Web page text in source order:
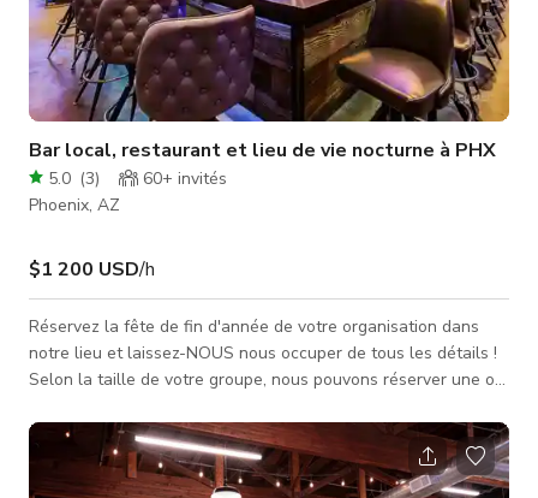
Bar local, restaurant et lieu de vie nocturne à PHX
5.0 (3) 60+ invités
Phoenix, AZ
$1 200 USD/h
Réservez la fête de fin d'année de votre organisation dans
notre lieu et laissez-NOUS nous occuper de tous les détails !
Selon la taille de votre groupe, nous pouvons réserver une ou
disposons de deux patios qui peuvent offrir un espace privé
pour votre groupe, ou nous pouvons réserver un espace à
l'intérieur dans nos confortables banquettes. Des forfaits